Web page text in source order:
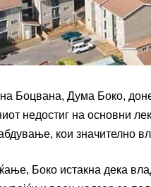
Боцвана, Дума Боко,
недостиг на основни
кои значително
Боко истакна дека